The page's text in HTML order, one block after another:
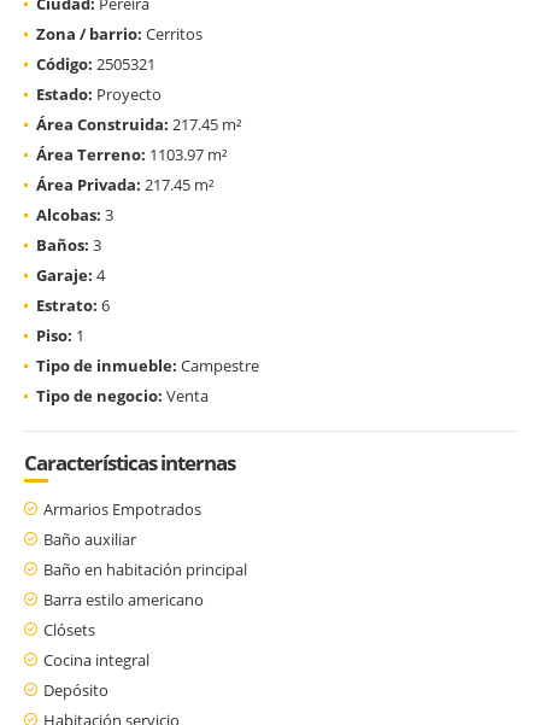
Zona / barrio: Cerritos
Código: 2505321
Estado: Proyecto
Área Construida: 217.45 m²
Área Terreno: 1103.97 m²
Área Privada: 217.45 m²
Alcobas: 3
Baños: 3
Garaje: 4
Estrato: 6
Piso: 1
Tipo de inmueble: Campestre
Tipo de negocio: Venta
Características internas
Armarios Empotrados
Baño auxiliar
Baño en habitación principal
Barra estilo americano
Clósets
Cocina integral
Depósito
Habitación servicio